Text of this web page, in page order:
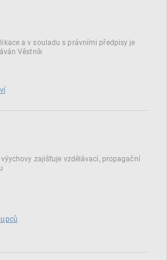
a v souladu s právními předpisy je
Věstník
zajišťuje vzdělávací, propagační